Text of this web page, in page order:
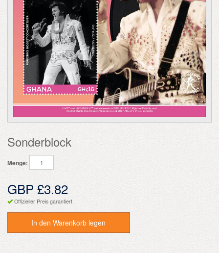
Sonderblock
Menge:
GBP £3.82
Offizieller Preis garantiert
In den Warenkorb legen